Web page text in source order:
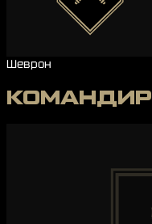
Шеврон
КОМАНДИР